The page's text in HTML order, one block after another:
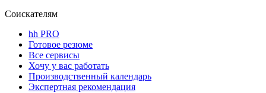
Соискателям
hh PRO
Готовое резюме
Все сервисы
Хочу у вас работать
Производственный календарь
Экспертная рекомендация